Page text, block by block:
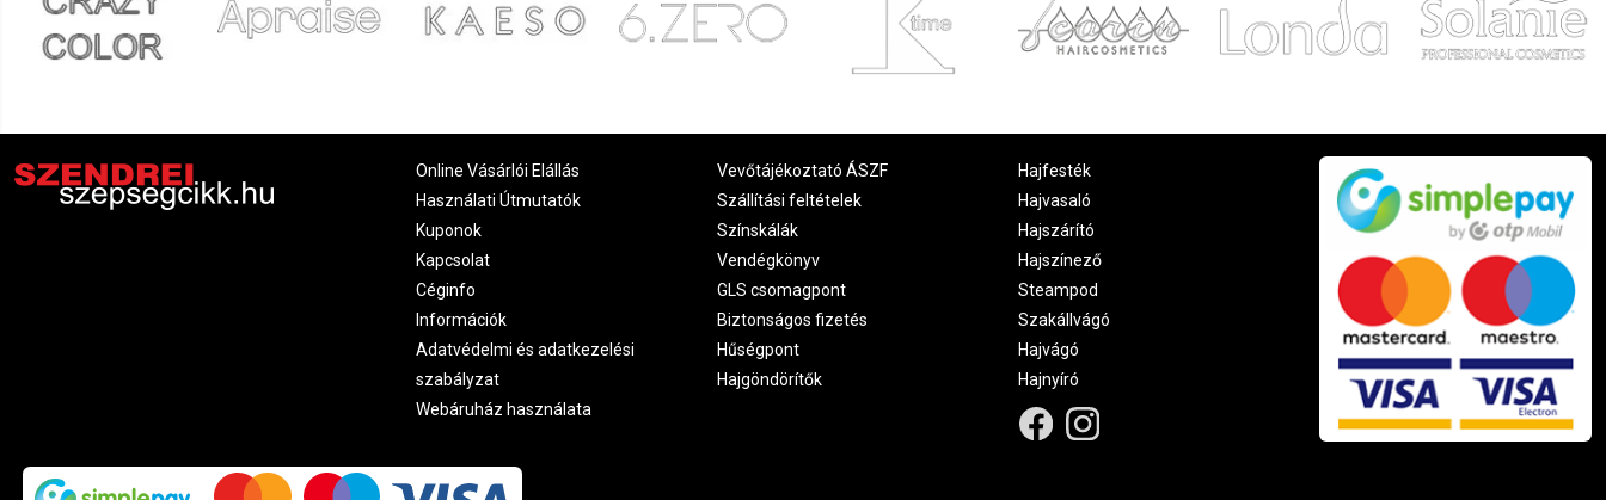
Online Vásárlói Elállás
Használati Útmutatók
Kuponok
Kapcsolat
Céginfo
Információk
Adatvédelmi és adatkezelési
szabályzat
Webáruház használata
Vevőtájékoztató ÁSZF
Szállítási feltételek
Színskálák
Vendégkönyv
GLS csomagpont
Biztonságos fizetés
Hűségpont
Hajgöndörítők
Hajfesték
Hajvasaló
Hajszárító
Hajszínező
Steampod
Szakállvágó
Hajvágó
Hajnyíró